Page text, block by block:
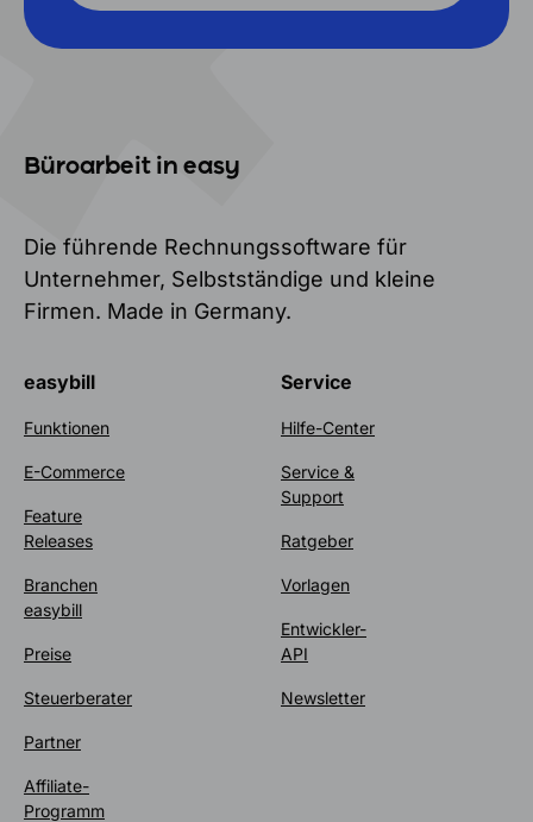
Büroarbeit in easy
Die führende Rechnungssoftware für
Unternehmer, Selbstständige und kleine
Firmen. Made in Germany.
easybill
Funktionen
E-Commerce
Feature
Releases
Branchen
easybill
Preise
Steuerberater
Partner
Affiliate-
Programm
Service
Hilfe-Center
Service &
Support
Ratgeber
Vorlagen
Entwickler-
API
Newsletter